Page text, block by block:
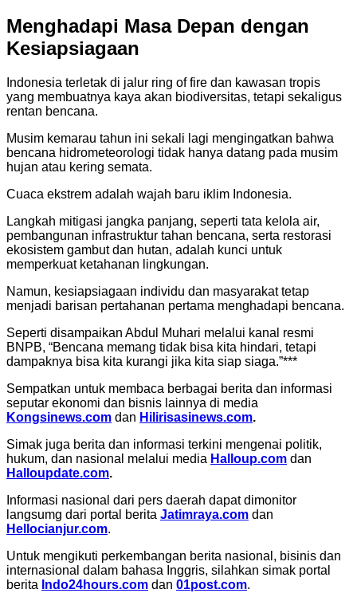
Menghadapi Masa Depan dengan
Kesiapsiagaan
Indonesia terletak di jalur ring of fire dan kawasan tropis
yang membuatnya kaya akan biodiversitas, tetapi sekaligus
rentan bencana.
Musim kemarau tahun ini sekali lagi mengingatkan bahwa
bencana hidrometeorologi tidak hanya datang pada musim
hujan atau kering semata.
Cuaca ekstrem adalah wajah baru iklim Indonesia.
Langkah mitigasi jangka panjang, seperti tata kelola air,
pembangunan infrastruktur tahan bencana, serta restorasi
ekosistem gambut dan hutan, adalah kunci untuk
memperkuat ketahanan lingkungan.
Namun, kesiapsiagaan individu dan masyarakat tetap
menjadi barisan pertahanan pertama menghadapi bencana.
Seperti disampaikan Abdul Muhari melalui kanal resmi
BNPB, “Bencana memang tidak bisa kita hindari, tetapi
dampaknya bisa kita kurangi jika kita siap siaga.”***
Sempatkan untuk membaca berbagai berita dan informasi
seputar ekonomi dan bisnis lainnya di media
Kongsinews.com dan Hilirisasinews.com.
Simak juga berita dan informasi terkini mengenai politik,
hukum, dan nasional melalui media Halloup.com dan
Halloupdate.com.
Informasi nasional dari pers daerah dapat dimonitor
langsumg dari portal berita Jatimraya.com dan
Hellocianjur.com.
Untuk mengikuti perkembangan berita nasional, bisinis dan
internasional dalam bahasa Inggris, silahkan simak portal
berita Indo24hours.com dan 01post.com.